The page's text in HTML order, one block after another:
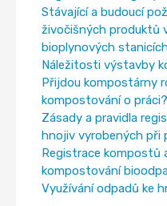
Stávající a budoucí
živočišných produktů
bioplynových
Náležitosti výstavby
Přijdou kompostárny
kompostování o práci?
Zásady a pravidla
hnojiv vyrobených při
Registrace kompostů
kompostování
Využívání odpadů ke